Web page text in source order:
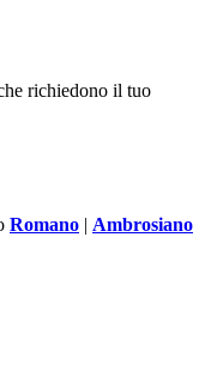
richiedono il tuo
Romano | Ambrosiano